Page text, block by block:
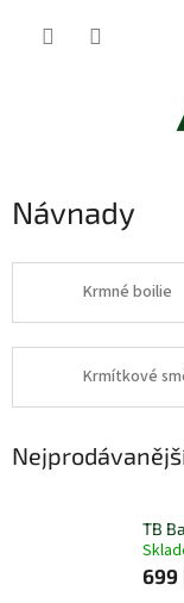
Návnady
Krmné boilie
Krmítkové
TB
699